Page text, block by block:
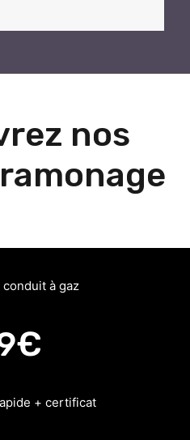
nos
conduit à gaz
+ certificat